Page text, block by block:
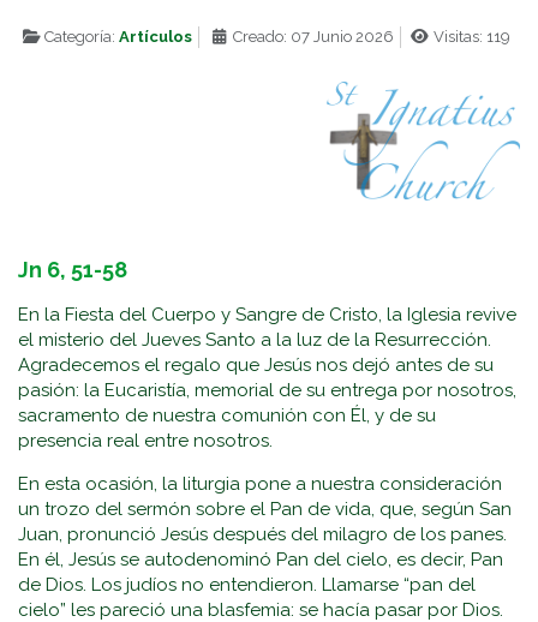
Categoría:Artículos Creado: 07 Junio 2026 Visitas: 119
Jn 6, 51-58
En la Fiesta del Cuerpo y Sangre de Cristo, la Iglesia revive
el misterio del Jueves Santo a la luz de la Resurrección.
Agradecemos el regalo que Jesús nos dejó antes de su
pasión: la Eucaristía, memorial de su entrega por nosotros,
sacramento de nuestra comunión con Él, y de su
presencia real entre nosotros.
En esta ocasión, la liturgia pone a nuestra consideración
un trozo del sermón sobre el Pan de vida, que, según San
Juan, pronunció Jesús después del milagro de los panes.
En él, Jesús se autodenominó Pan del cielo, es decir, Pan
de Dios. Los judíos no entendieron. Llamarse “pan del
cielo” les pareció una blasfemia: se hacía pasar por Dios.